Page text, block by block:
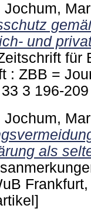
Jochum,
und
für
: ZBB =
33 3 196-
Jochum,
als